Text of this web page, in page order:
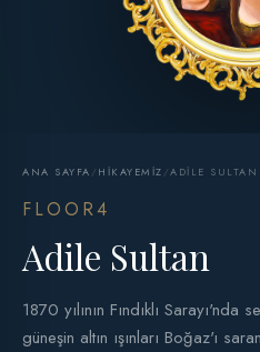
ANA SAYFA / HIKAYEMIZ /ADILE SULTAN
FLOOR4
Adile Sultan
1870 yılının Fındıklı
güneşin altın ışınları Boğaz'ı